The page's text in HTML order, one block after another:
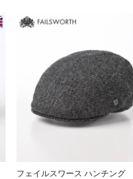
フェイルスワース ハンチング